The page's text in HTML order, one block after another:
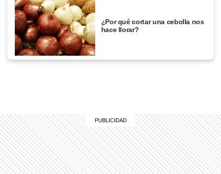
¿Por qué cortar una cebolla nos
hace llorar?